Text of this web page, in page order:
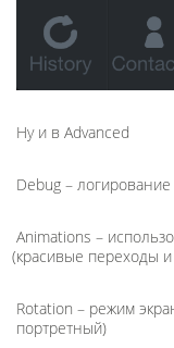
Ну и в Advanced
Debug – логирование
Animations –
(красивые переходы и
Rotation – режим
портретный)